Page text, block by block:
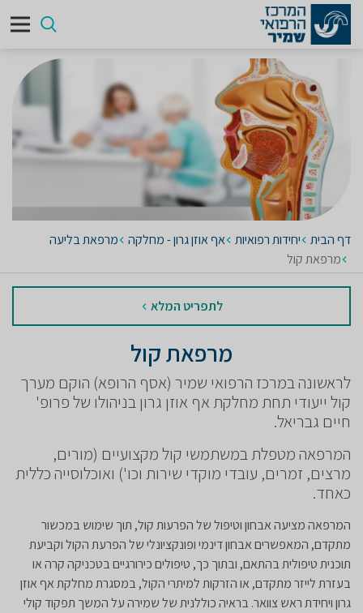
דף הבית יחידות רפואיות אף אוזן גרון - מחלקה
מרפאת בליעה
מרפאת קול
לתפריט המלא
מרפאת קול
לראשונה במרכז הרפואי שמיר (אסף הרופא) הוקם מערך
קול ייעודי תחת מחלקת אף אוזן גרון בניהולו של פרופ'
חיים גבריאל.
המרפאה מטפלת במשתמשי קול מקצועיים (מורים,
מרצים, זמרים, עובדי מוקדי שירות וכו') ואוכלוסייה כללית
כאחד.
המרפאה מציעה אבחון וטיפול של הפרעות קול, תוך שימוש במכשור
מתקדם, המאפשרים אבחון דינמי ופונקציונלי של הפרעת הקול וקביעת
תוכנית טיפולית בהתאם, ובתוך כך, טיפולים כירורגיים בטכניקה קרה או
בעזרת לייזר מתקדם, או הזרקות למיתרי הקול, במסגרת מחלקת אף אוזן
גרון ויחידת ראש צוואר. בראיה כוללנית של שמירה על המשך תפקוד קולי